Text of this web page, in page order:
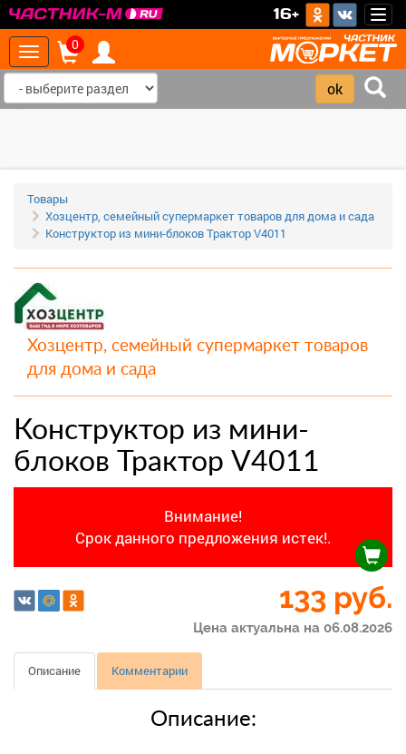
16+
Toggle
navigation
0
Товары
Хозцентр, семейный супермаркет товаров для дома и сада
Конструктор из мини-блоков Трактор V4011
Хозцентр, семейный супермаркет товаров
для дома и сада
Конструктор из мини-
блоков Трактор V4011
Внимание!
Срок данного предложения истек!.
133 руб.
Цена актуальна на 06.08.2026
Описание Комментарии
Описание:
‹ ›